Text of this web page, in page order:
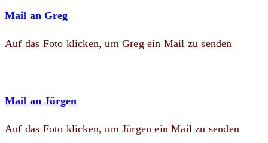
Mail an Greg
Auf das Foto klicken, um Greg ein Mail zu senden
Mail an Jürgen
Auf das Foto klicken, um Jürgen ein Mail zu senden